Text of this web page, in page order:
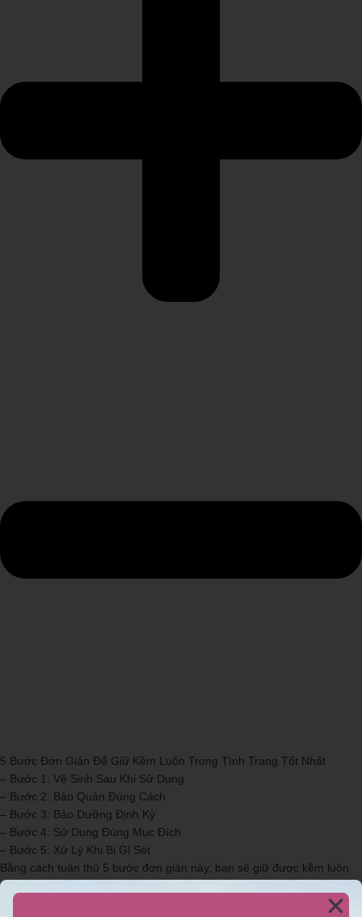
5 Bước Đơn Giản Để Giữ Kềm Luôn Trong Tình Trạng Tốt Nhất
– Bước 1: Vệ Sinh Sau Khi Sử Dụng
– Bước 2: Bảo Quản Đúng Cách
– Bước 3: Bảo Dưỡng Định Kỳ
– Bước 4: Sử Dụng Đúng Mục Đích
– Bước 5: Xử Lý Khi Bị Gỉ Sét
Bằng cách tuân thủ 5 bước đơn giản này, bạn sẽ giữ được kềm luôn
sắc bén, bền bỉ và hoạt động hiệu quả trong thời gian dài.